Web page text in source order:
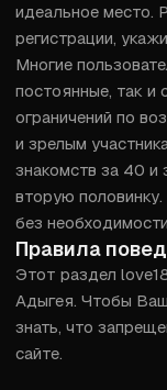
идеальное место.
регистрации,
Многие
постоянные, так и
ограничений по
и зрелым
знакомств за 40 и
вторую
без
Правила
Этот раздел
Адыгея. Чтобы
знать, что
сайте.